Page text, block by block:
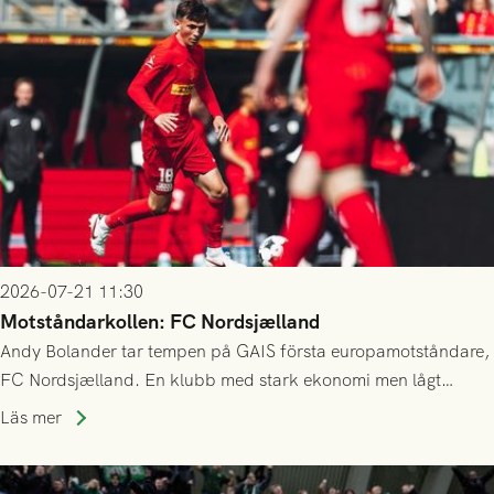
2026-07-21 11:30
Motståndarkollen: FC Nordsjælland
Andy Bolander tar tempen på GAIS första europamotståndare,
FC Nordsjælland. En klubb med stark ekonomi men lågt
publiksnitt, ett lag med både kollektiv styrka och individuell
Läs mer